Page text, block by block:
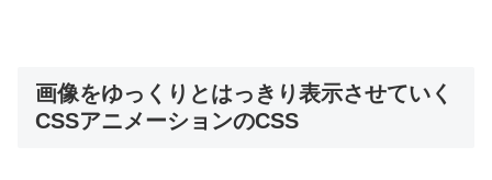
画像をゆっくりとはっきり表示させていく
CSSアニメーションのCSS